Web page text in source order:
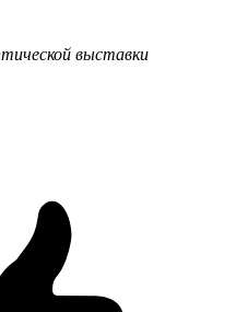
выставки